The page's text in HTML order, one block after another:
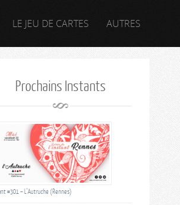
LE JEU DE CARTES AUTRES
Prochains Instants
#301 – L’Autruche (Rennes)